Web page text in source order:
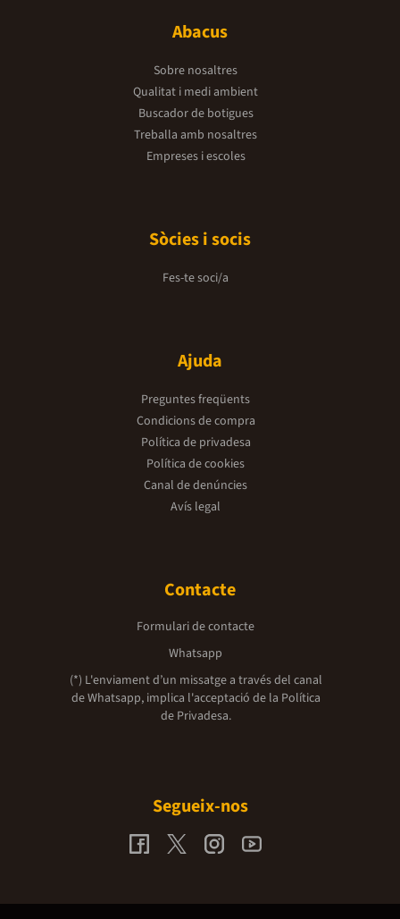
Abacus
Sobre nosaltres
Qualitat i medi ambient
Buscador de botigues
Treballa amb nosaltres
Empreses i escoles
Sòcies i socis
Fes-te soci/a
Ajuda
Preguntes freqüents
Condicions de compra
Política de privadesa
Política de cookies
Canal de denúncies
Avís legal
Contacte
Formulari de contacte
Whatsapp
(*) L'enviament d’un missatge a través del canal
de Whatsapp, implica l'acceptació de la Política
de Privadesa.
Segueix-nos